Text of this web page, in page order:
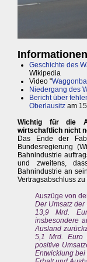
Geschichte des
Wikipedia
Video "
Niedergang des
Bericht über
Oberlausitz am
Wichtig für die
wirtschaftlich nicht
Das Ende der
Bundesregierung
Bahnindustrie
und zweitens,
Bahnindustrie an
Vertragsabschluss
Auszüge von
Der Umsatz
13,9 Mrd.
insbesondere
Ausland
5,1 Mrd. Euro
positive
Entwicklung